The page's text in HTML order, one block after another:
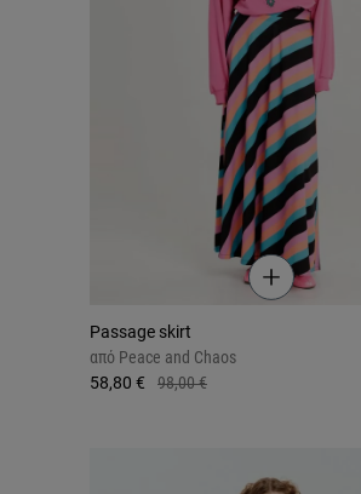
Passage skirt
από Peace and Chaos
58,80 €
98,00 €